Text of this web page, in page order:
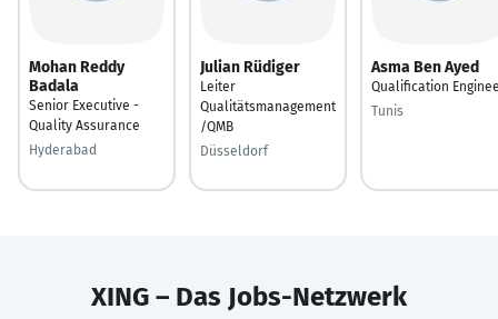
Mohan Reddy
Badala
Senior Executive -
Quality Assurance
Hyderabad
Julian Rüdiger
Leiter
Qualitätsmanagement
/QMB
Düsseldorf
Asma Ben Ayed
Qualification
Tunis
XING – Das Jobs-Netzwerk